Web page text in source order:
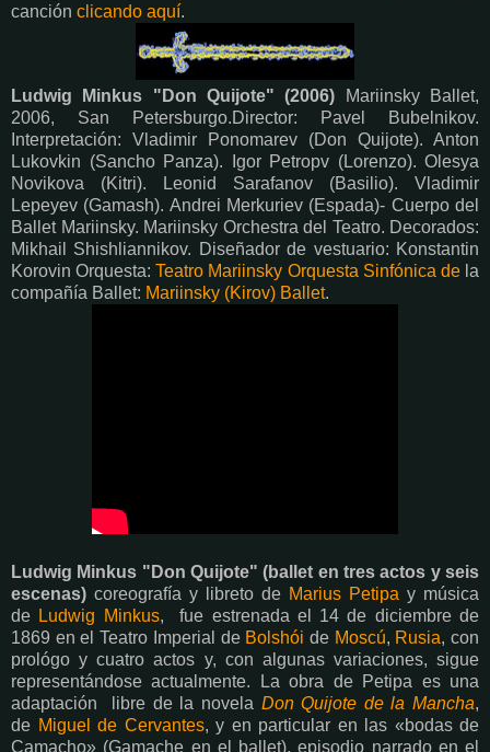
canción clicando aquí.
Ludwig Minkus "Don Quijote" (2006)
Mariinsky Ballet,
2006, San Petersburgo.Director: Pavel Bubelnikov.
Interpretación: Vladimir Ponomarev (Don Quijote). Anton
Lukovkin (Sancho Panza). Igor Petropv (Lorenzo). Olesya
Novikova (Kitri). Leonid Sarafanov (Basilio). Vladimir
Lepeyev (Gamash). Andrei Merkuriev (Espada)- Cuerpo del
Ballet Mariinsky. Mariinsky Orchestra del Teatro. Decorados:
Mikhail Shishliannikov. Diseñador de vestuario: Konstantin
Korovin Orquesta:Teatro Mariinsky Orquesta Sinfónica dela
compañía Ballet: Mariinsky (Kirov) Ballet.
Ludwig Minkus "Don Quijote" (ballet en tres actos y seis
escenas) coreografía y libreto de Marius Petipa y música
de Ludwig Minkus, fue estrenada el 14 de diciembre de
1869 en el Teatro Imperial de Bolshói de Moscú, Rusia, con
prológo y cuatro actos y, con algunas variaciones, sigue
representándose actualmente. La obra de Petipa es una
adaptación libre de la novela Don Quijote de la Mancha,
de Miguel de Cervantes, y en particular en las «bodas de
Camacho» (Gamache en el ballet), episodio narrado en el